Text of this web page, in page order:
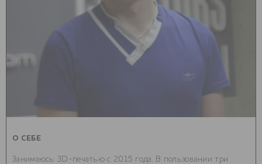
О СЕБЕ
Занимаюсь 3D-печатью с 2015 года. В пользовании три